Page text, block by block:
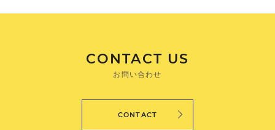
CONTACT US
お問い合わせ
CONTACT